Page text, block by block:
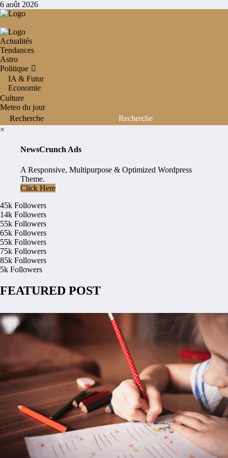
Aller
au
6 août 2026
Actualités
Tendances
Astro
Politique
IA & Futur
Economie
Culture
Meteo du jour
×
NewsCrunch Ads
A Responsive, Multipurpose & Optimized Wordpress
Theme.
Click Here
45k Followers
14k Followers
55k Followers
65k Followers
55k Followers
75k Followers
85k Followers
5k Followers
FEATURED POST